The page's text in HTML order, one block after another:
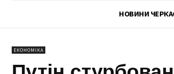
НОВИНИ
ЕКОНОМІКА